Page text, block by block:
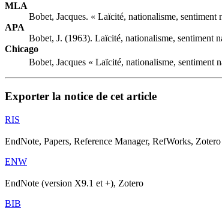
MLA
Bobet, Jacques. « Laïcité, nationalisme, sentiment
APA
Bobet, J. (1963). Laïcité, nationalisme, sentiment
Chicago
Bobet, Jacques « Laïcité, nationalisme, sentiment
Exporter la notice de cet article
RIS
EndNote, Papers, Reference Manager, RefWorks, Zotero
ENW
EndNote (version X9.1 et +), Zotero
BIB